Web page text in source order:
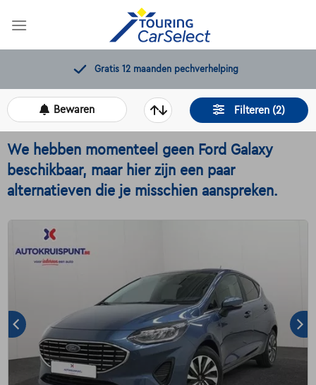
11.000+beschikbare
Filteren (2)
Bewaren
We hebben momenteel geen Ford Galaxy
beschikbaar, maar hier zijn een paar
alternatieven die je misschien aanspreken.